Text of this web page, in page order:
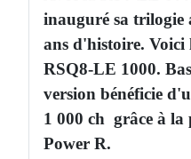
inauguré sa trilogie
ans d'histoire.
RSQ8-LE 1000.
version bénéficie
1 000 ch grâce à
Power R.